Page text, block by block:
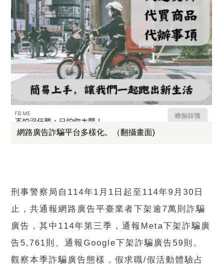
網路廣告詐騙平台多樣化。（翻攝畫面)
刑事警察局自114年1月1日起至114年9月30日
止，共通報網路廣告平臺業者下架逾7萬則詐騙
廣告，其中114年第三季，通報Meta下架詐騙廣
告5,761則、通報Google下架詐騙廣告59則。
觀察本季詐騙廣告態樣，假求職/假活動體驗占